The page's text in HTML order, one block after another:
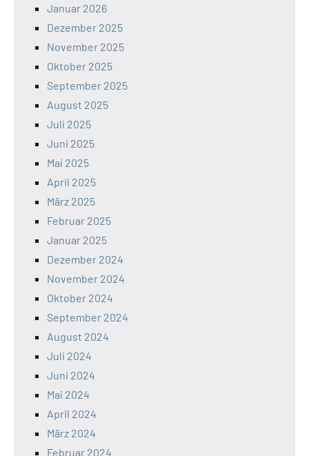
Januar 2026
Dezember 2025
November 2025
Oktober 2025
September 2025
August 2025
Juli 2025
Juni 2025
Mai 2025
April 2025
März 2025
Februar 2025
Januar 2025
Dezember 2024
November 2024
Oktober 2024
September 2024
August 2024
Juli 2024
Juni 2024
Mai 2024
April 2024
März 2024
Februar 2024